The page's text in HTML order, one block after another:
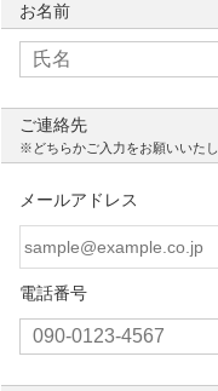
お名前
ご連絡先
※どちらかご入力をお願いいたし
メールアドレス
電話番号